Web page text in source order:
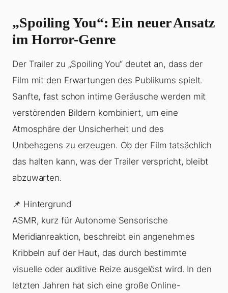
„Spoiling You“: Ein neuer Ansatz
im Horror-Genre
Der Trailer zu „Spoiling You“ deutet an, dass der
Film mit den Erwartungen des Publikums spielt.
Sanfte, fast schon intime Geräusche werden mit
verstörenden Bildern kombiniert, um eine
Atmosphäre der Unsicherheit und des
Unbehagens zu erzeugen. Ob der Film tatsächlich
das halten kann, was der Trailer verspricht, bleibt
abzuwarten.
📌 Hintergrund
ASMR, kurz für Autonome Sensorische
Meridianreaktion, beschreibt ein angenehmes
Kribbeln auf der Haut, das durch bestimmte
visuelle oder auditive Reize ausgelöst wird. In den
letzten Jahren hat sich eine große Online-